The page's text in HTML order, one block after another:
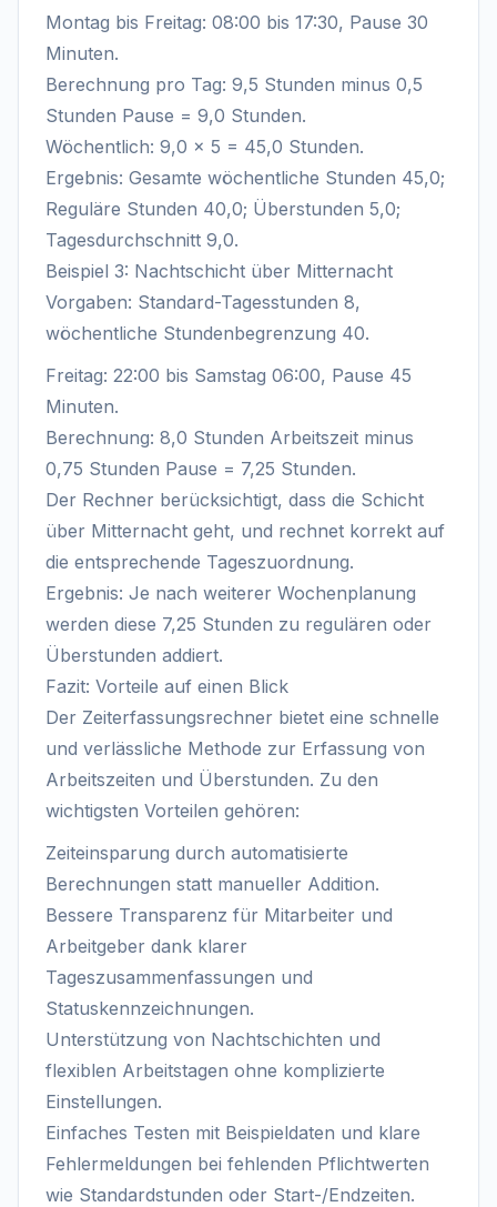
Montag bis Freitag: 08:00 bis 17:30, Pause 30
Minuten.
Berechnung pro Tag: 9,5 Stunden minus 0,5
Stunden Pause = 9,0 Stunden.
Wöchentlich: 9,0 × 5 = 45,0 Stunden.
Ergebnis: Gesamte wöchentliche Stunden 45,0;
Reguläre Stunden 40,0; Überstunden 5,0;
Tagesdurchschnitt 9,0.
Beispiel 3: Nachtschicht über Mitternacht
Vorgaben: Standard-Tagesstunden 8,
wöchentliche Stundenbegrenzung 40.
Freitag: 22:00 bis Samstag 06:00, Pause 45
Minuten.
Berechnung: 8,0 Stunden Arbeitszeit minus
0,75 Stunden Pause = 7,25 Stunden.
Der Rechner berücksichtigt, dass die Schicht
über Mitternacht geht, und rechnet korrekt auf
die entsprechende Tageszuordnung.
Ergebnis: Je nach weiterer Wochenplanung
werden diese 7,25 Stunden zu regulären oder
Überstunden addiert.
Fazit: Vorteile auf einen Blick
Der Zeiterfassungsrechner bietet eine schnelle
und verlässliche Methode zur Erfassung von
Arbeitszeiten und Überstunden. Zu den
wichtigsten Vorteilen gehören:
Zeiteinsparung durch automatisierte
Berechnungen statt manueller Addition.
Bessere Transparenz für Mitarbeiter und
Arbeitgeber dank klarer
Tageszusammenfassungen und
Statuskennzeichnungen.
Unterstützung von Nachtschichten und
flexiblen Arbeitstagen ohne komplizierte
Einstellungen.
Einfaches Testen mit Beispieldaten und klare
Fehlermeldungen bei fehlenden Pflichtwerten
wie Standardstunden oder Start-/Endzeiten.